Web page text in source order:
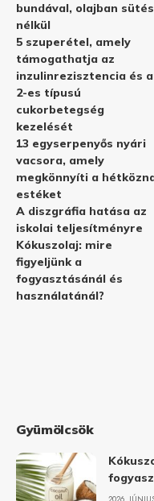
bundával, olajban sütés
nélkül
5 szuperétel, amely
támogathatja az
inzulinrezisztencia és a
2-es típusú
cukorbetegség
kezelését
13 egyserpenyős nyári
vacsora, amely
megkönnyíti a
estéket
A diszgráfia hatása az
iskolai teljesítményre
Kókuszolaj: mire
figyeljünk a
fogyasztásánál és
használatánál?
Gyümölcsök